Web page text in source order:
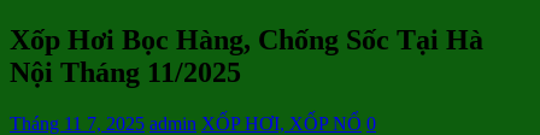
Xốp Hơi Bọc Hàng, Chống Sốc Tại Hà
Nội Tháng 11/2025
Tháng 11 7, 2025 admin XỐP HƠI, XỐP NỔ 0